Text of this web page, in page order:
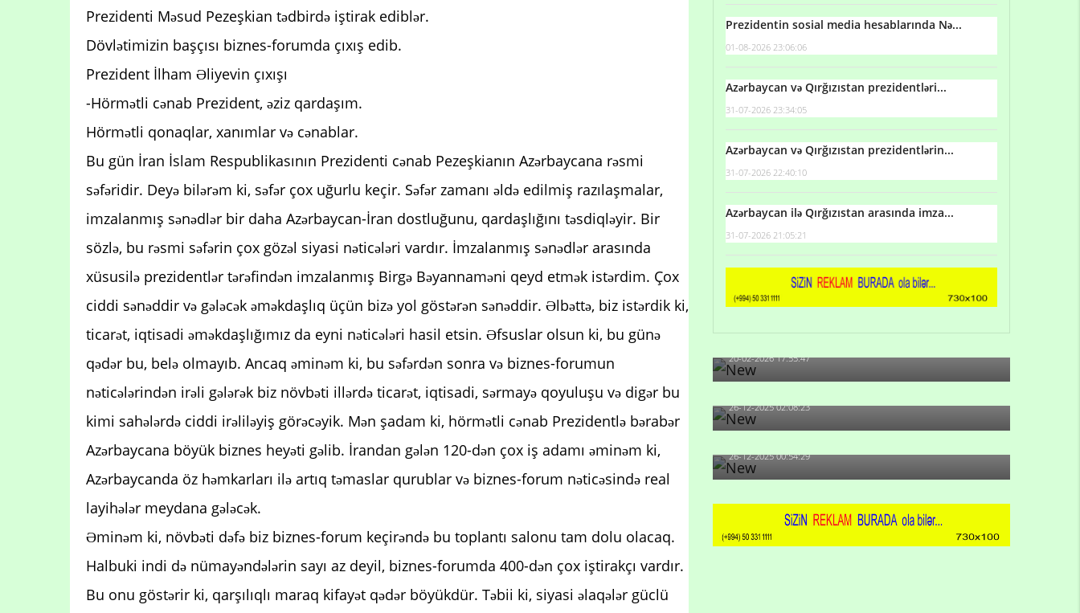
Prezidenti Məsud Pezeşkian tədbirdə iştirak ediblər.
Dövlətimizin başçısı biznes-forumda çıxış edib.
Prezident İlham Əliyevin çıxışı
-Hörmətli cənab Prezident, əziz qardaşım.
Hörmətli qonaqlar, xanımlar və cənablar.
Bu gün İran İslam Respublikasının Prezidenti cənab Pezeşkianın Azərbaycana rəsmi
səfəridir. Deyə bilərəm ki, səfər çox uğurlu keçir. Səfər zamanı əldə edilmiş razılaşmalar,
imzalanmış sənədlər bir daha Azərbaycan-İran dostluğunu, qardaşlığını təsdiqləyir. Bir
sözlə, bu rəsmi səfərin çox gözəl siyasi nəticələri vardır. İmzalanmış sənədlər arasında
xüsusilə prezidentlər tərəfindən imzalanmış Birgə Bəyannaməni qeyd etmək istərdim. Çox
ciddi sənəddir və gələcək əməkdaşlıq üçün bizə yol göstərən sənəddir. Əlbəttə, biz istərdik ki,
ticarət, iqtisadi əməkdaşlığımız da eyni nəticələri hasil etsin. Əfsuslar olsun ki, bu günə
qədər bu, belə olmayıb. Ancaq əminəm ki, bu səfərdən sonra və biznes-forumun
nəticələrindən irəli gələrək biz növbəti illərdə ticarət, iqtisadi, sərmayə qoyuluşu və digər bu
kimi sahələrdə ciddi irəliləyiş görəcəyik. Mən şadam ki, hörmətli cənab Prezidentlə bərabər
Azərbaycana böyük biznes heyəti gəlib. İrandan gələn 120-dən çox iş adamı əminəm ki,
Azərbaycanda öz həmkarları ilə artıq təmaslar qurublar və biznes-forum nəticəsində real
layihələr meydana gələcək.
Əminəm ki, növbəti dəfə biz biznes-forum keçirəndə bu toplantı salonu tam dolu olacaq.
Halbuki indi də nümayəndələrin sayı az deyil, biznes-forumda 400-dən çox iştirakçı vardır.
Bu onu göstərir ki, qarşılıqlı maraq kifayət qədər böyükdür. Təbii ki, siyasi əlaqələr güclü
Prezidentin sosial media hesablarında Nə...
01-08-2026 23:06:06
Azərbaycan və Qırğızıstan prezidentləri...
31-07-2026 23:34:05
Azərbaycan və Qırğızıstan prezidentlərin...
31-07-2026 22:40:10
Azərbaycan ilə Qırğızıstan arasında imza...
31-07-2026 21:05:21
artıb?
20-02-2026 17:55:47
Məni bura NAZİR GÖNDƏRİB - 1937-ci ildən
fəaliyyətdə olan və...
26-12-2025 02:08:23
-Ay qız, sən məhkəməni udmayacaqsan... Sən
bilirsən də, məni...
26-12-2025 00:54:29